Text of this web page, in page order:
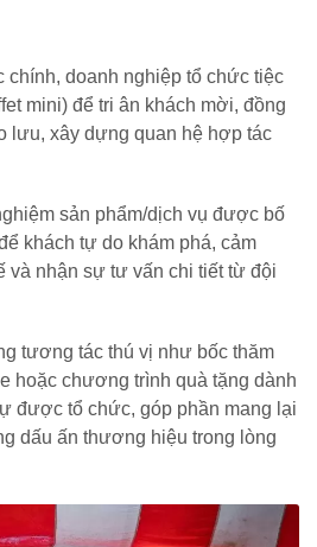
chính, doanh nghiệp tổ chức tiệc
mini) để tri ân khách mời, đồng
lưu, xây dựng quan hệ hợp tác
sản phẩm/dịch vụ được bố
khách tự do khám phá, cảm
và nhận sự tư vấn chi tiết từ đội
tương tác thú vị như bốc thăm
hoặc chương trình quà tặng dành
được tổ chức, góp phần mang lại
dấu ấn thương hiệu trong lòng